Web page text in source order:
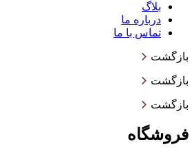
بلاگ
درباره ما
تماس با ما
بازگشت
بازگشت
بازگشت
فروشگاه